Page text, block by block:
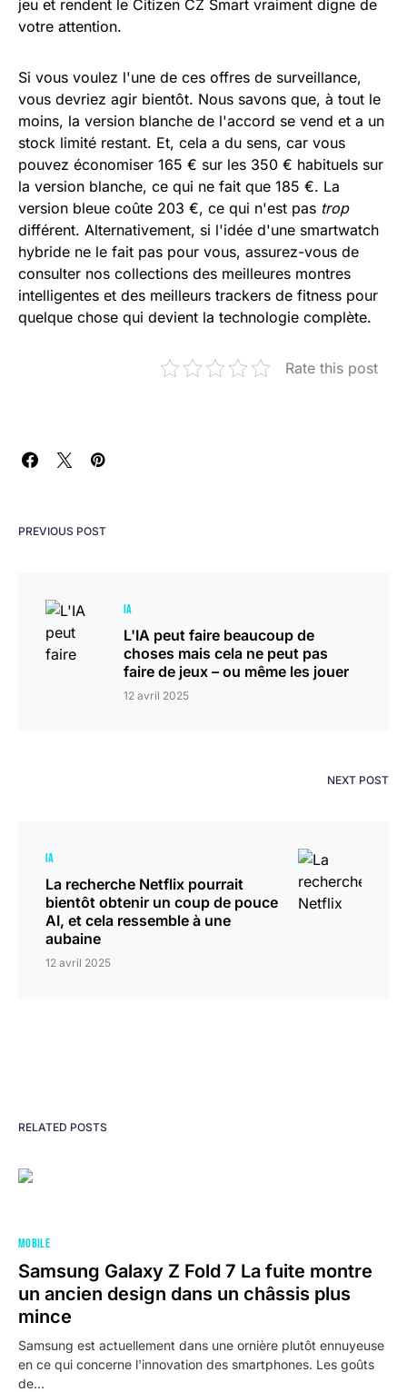
jeu et rendent le Citizen CZ Smart vraiment digne de
votre attention.
Si vous voulez l'une de ces offres de surveillance,
vous devriez agir bientôt. Nous savons que, à tout le
moins, la version blanche de l'accord se vend et a un
stock limité restant. Et, cela a du sens, car vous
pouvez économiser 165 € sur les 350 € habituels sur
la version blanche, ce qui ne fait que 185 €. La
version bleue coûte 203 €, ce qui n'est pas trop
différent. Alternativement, si l'idée d'une smartwatch
hybride ne le fait pas pour vous, assurez-vous de
consulter nos collections des meilleures montres
intelligentes et des meilleurs trackers de fitness pour
quelque chose qui devient la technologie complète.
Rate this post
PREVIOUS POST
IA
L'IA peut faire beaucoup de
choses mais cela ne peut pas
faire de jeux – ou même les jouer
12 avril 2025
NEXT POST
IA
La recherche Netflix pourrait
bientôt obtenir un coup de pouce
AI, et cela ressemble à une
aubaine
12 avril 2025
RELATED POSTS
MOBILE
Samsung Galaxy Z Fold 7 La fuite montre
un ancien design dans un châssis plus
mince
Samsung est actuellement dans une ornière plutôt ennuyeuse
en ce qui concerne l'innovation des smartphones. Les goûts
de…